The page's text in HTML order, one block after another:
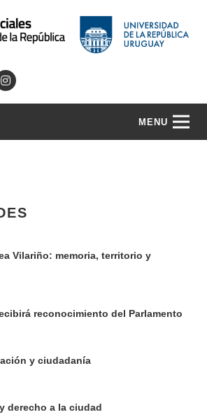
MENU
Vilariño: memoria, territorio y
reconocimiento del Parlamento
y ciudadanía
derecho a la ciudad